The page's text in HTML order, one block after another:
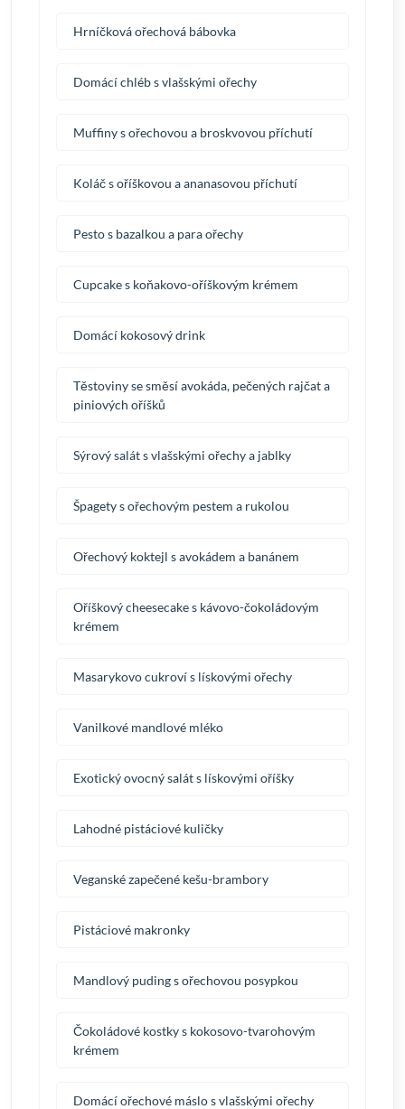
Hrníčková ořechová bábovka
Domácí chléb s vlašskými ořechy
Muffiny s ořechovou a broskvovou příchutí
Koláč s oříškovou a ananasovou příchutí
Pesto s bazalkou a para ořechy
Cupcake s koňakovo-oříškovým krémem
Domácí kokosový drink
Těstoviny se směsí avokáda, pečených rajčat a
piniových oříšků
Sýrový salát s vlašskými ořechy a jablky
Špagety s ořechovým pestem a rukolou
Ořechový koktejl s avokádem a banánem
Oříškový cheesecake s kávovo-čokoládovým
krémem
Masarykovo cukroví s lískovými ořechy
Vanilkové mandlové mléko
Exotický ovocný salát s lískovými oříšky
Lahodné pistáciové kuličky
Veganské zapečené kešu-brambory
Pistáciové makronky
Mandlový puding s ořechovou posypkou
Čokoládové kostky s kokosovo-tvarohovým
krémem
Domácí ořechové máslo s vlašskými ořechy